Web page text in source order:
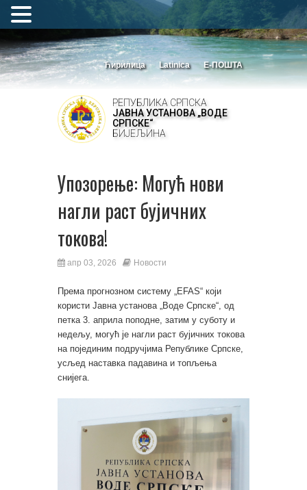
Ћирилица Latinica Е-ПОШТА
РЕПУБЛИКА СРПСКА
ЈАВНА УСТАНОВА „ВОДЕ
СРПСКЕ“
БИЈЕЉИНА
Упозорење: Могућ нови
нагли раст бујичних
токова!
апр 03, 2026 Новости
Према прогнозном систему „EFAS“ који
користи Јавна установа „Воде Српске“, од
петка 3. априла поподне, затим у суботу и
недељу, могућ је нагли раст бујичних токова
на појединим подручјима Републике Српске,
усљед наставка падавина и топљења
снијега.